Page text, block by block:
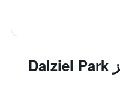
الأسئلة الشائعة عند حجز Dalziel Park